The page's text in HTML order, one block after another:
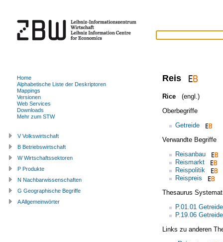
Reis
Rice
(engl.)
Oberbegriffe
Getreide
Verwandte Begriffe
Reisanbau
Reismarkt
Reispolitik
Reispreis
Thesaurus
P.01.01 Getreide
P.19.06
Links zu anderen
Home
Alphabetische Liste der Deskriptoren
Mappings
Versionen
Web Services
Downloads
Mehr zum STW
V Volkswirtschaft
B Betriebswirtschaft
W Wirtschaftssektoren
P Produkte
N Nachbarwissenschaften
G Geographische Begriffe
A Allgemeinwörter